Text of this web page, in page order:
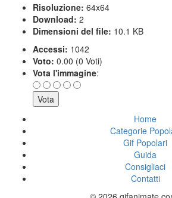
Risoluzione: 64x64
Download: 2
Dimensioni del file: 10.1 KB
Accessi: 1042
Voto: 0.00 (0 Voti)
Vota l'immagine:
Home
Categorie
Gif Popolari
Guida
Consigliaci
Contatti